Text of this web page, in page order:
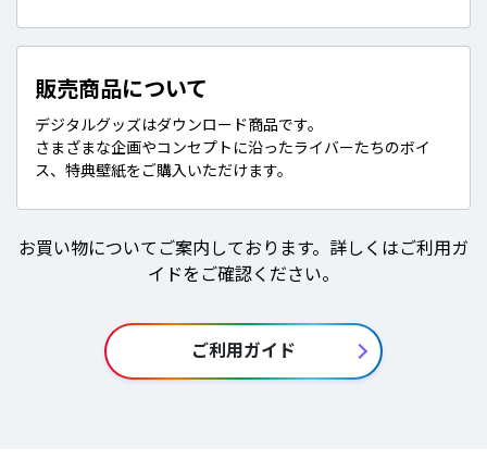
販売商品について
デジタルグッズはダウンロード商品です。
さまざまな企画やコンセプトに沿ったライバーたちのボイ
ス、特典壁紙をご購入いただけます。
お買い物についてご案内しております。詳しくはご利用ガ
イドをご確認ください。
ご利用ガイド